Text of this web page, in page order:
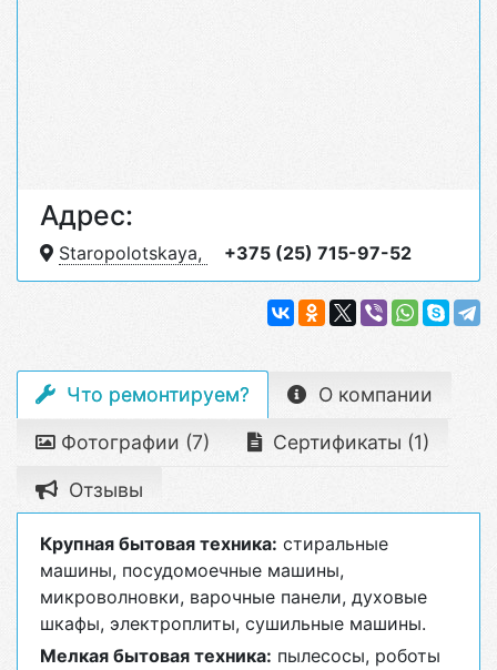
Адрес:
Staropolotskaya, +375 (25) 715-97-52
Что ремонтируем? О компании
Фотографии (7) Сертификаты (1)
Отзывы
Крупная бытовая техника: стиральные
машины, посудомоечные машины,
микроволновки, варочные панели, духовые
шкафы, электроплиты, сушильные машины.
Мелкая бытовая техника: пылесосы, роботы